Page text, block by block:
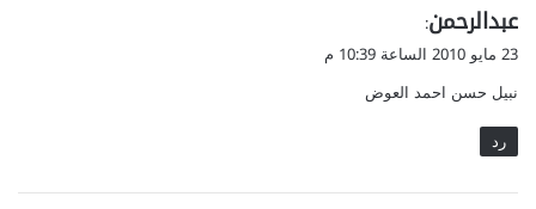
ي
ق
ل
عبدالرحمن:
23 مايو 2010 الساعة 10:39 م
نبيل حسن احمد العوض
رد